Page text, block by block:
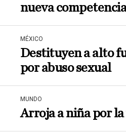
nueva
MÉXICO
Destituyen a alto
por abuso sexual
MUNDO
Arroja a niña por